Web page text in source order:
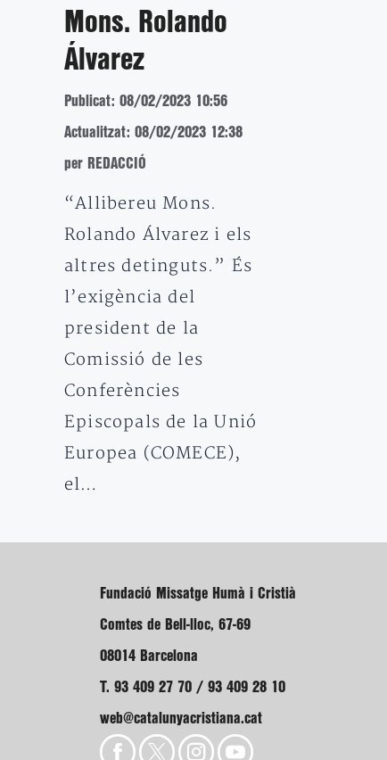
Mons. Rolando
Álvarez
Publicat: 08/02/2023 10:56
Actualitzat: 08/02/2023 12:38
per REDACCIÓ
“Allibereu Mons.
Rolando Álvarez i els
altres detinguts.” És
l’exigència del
president de la
Comissió de les
Conferències
Episcopals de la Unió
Europea (COMECE),
el…
Fundació Missatge Humà i Cristià
Comtes de Bell-lloc, 67-69
08014 Barcelona
T. 93 409 27 70 / 93 409 28 10
web@catalunyacristiana.cat